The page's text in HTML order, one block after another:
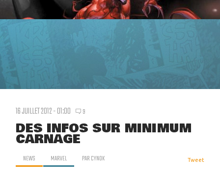
16 JUILLET 2012 - 01:00 9
DES INFOS SUR MINIMUM
CARNAGE
NEWS MARVEL PARCYNOK Tweet